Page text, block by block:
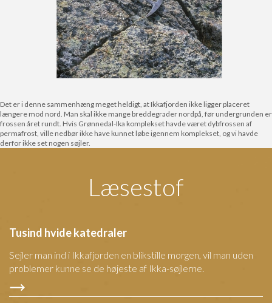
Det er i denne sammenhæng meget heldigt, at Ikkafjorden ikke ligger placeret
længere mod nord. Man skal ikke mange breddegrader nordpå, før undergrunden er
frossen året rundt. Hvis Grønnedal-Ika komplekset havde været dybfrossen af
permafrost, ville nedbør ikke have kunnet løbe igennem komplekset, og vi havde
derfor ikke set nogen søjler.
Læsestof
Tusind hvide katedraler
Sejler man ind i Ikkafjorden en blikstille morgen, vil man uden
problemer kunne se de højeste af Ikka-søjlerne.